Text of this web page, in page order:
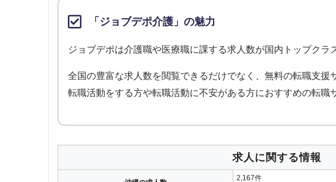
「ジョブデポ介護」の魅力
ジョブデポは介護職や医療職に課する求人数が国内トップクラ
全国の豊富な求人数を閲覧できるだけでなく、無料の転職支援
転職活動をする方や転職活動に不安がある方におすすめの転職
求人に関する情報
2,167件